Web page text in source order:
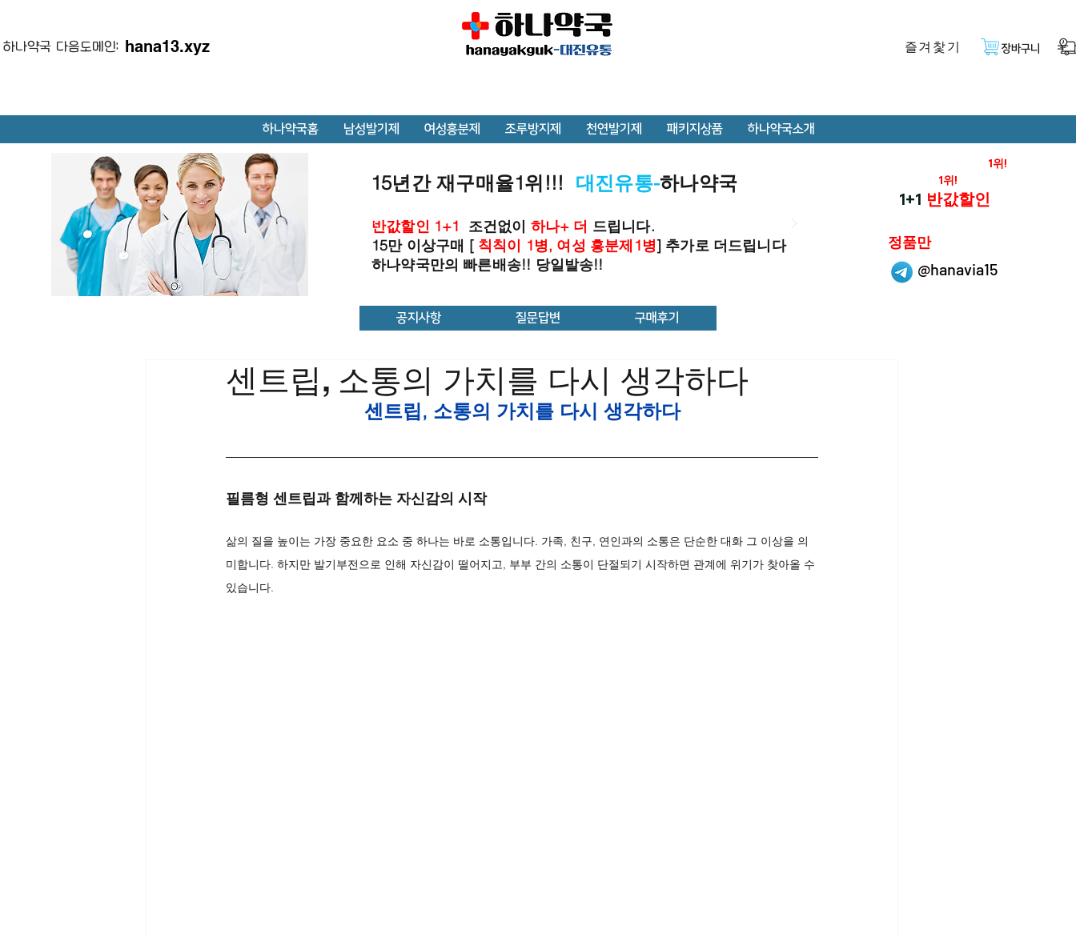
하나약국 다음도메인: hana13.xyz 즐겨찿기 장바구니
하나약국홈 남성발기제 여성흥분제 조루방지제 천연발기제 패키지상품 하나약국소개
15년간 재구매율1위!!! 대진유통-하나약국
반값할인 1+1 조건없이 하나+ 더 드립니다.
15만 이상구매 [ 칙칙이 1병, 여성 흥분제1병] 추가로 더드립니다
하나약국만의 빠른배송!! 당일발송!!
@hanavia15
1위!
1위!
1+1 반값할인
정품만
공지사항 질문답변 구매후기
센트립, 소통의 가치를 다시 생각하다
센트립, 소통의 가치를 다시 생각하다
필름형 센트립과 함께하는 자신감의 시작
삶의 질을 높이는 가장 중요한 요소 중 하나는 바로 소통입니다. 가족, 친구, 연인과의 소통은 단순한 대화 그 이상을 의
미합니다. 하지만 발기부전으로 인해 자신감이 떨어지고, 부부 간의 소통이 단절되기 시작하면 관계에 위기가 찾아올 수
있습니다.